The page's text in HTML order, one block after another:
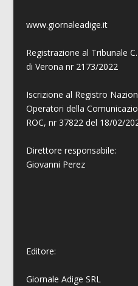
www.giornaleadige.it
Registrazione al Tribunale
di Verona nr 2173/2022
Iscrizione al Registro
Operatori della
ROC, nr 37822 del 18/02/
Direttore responsabile:
Giovanni Perez
Editore:
Giornale Adige SRL